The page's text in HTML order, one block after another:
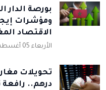
بورصة الدار
ومؤشرات
الاقتصاد
الأربعاء 05 أغسطس 2026
درهم.. رافعة